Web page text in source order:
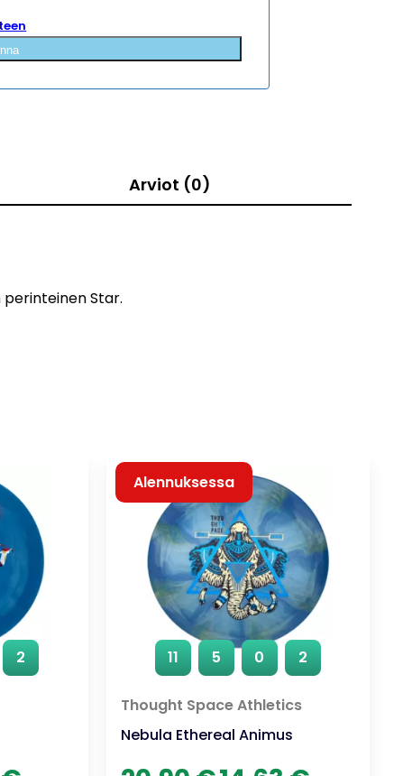
Arviot (0)
Star.
2 11 5 0 2
Thought Space Athletics
Nebula Ethereal Animus
Alennuksessa
Alkuperäinen